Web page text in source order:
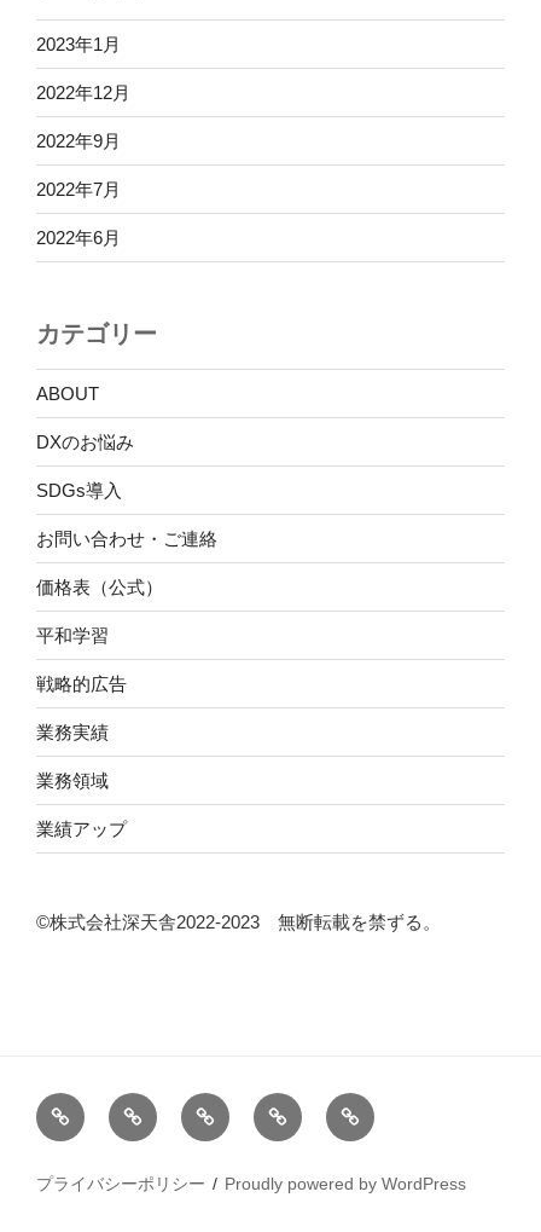
2023年1月
2022年12月
2022年9月
2022年7月
2022年6月
カテゴリー
ABOUT
DXのお悩み
SDGs導入
お問い合わせ・ご連絡
価格表（公式）
平和学習
戦略的広告
業務実績
業務領域
業績アップ
©株式会社深天舎2022‐2023 無断転載を禁ずる。
当
サ
コ
ン
集
客
シ
ン
ABOUT
プライバシーポリシー Proudly powered by WordPress